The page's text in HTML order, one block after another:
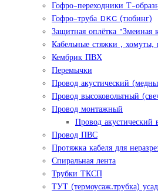
Гофро-переходники Т-
Гофро-труба DKC (тюбинг)
Защитная оплётка "Змеиная
Кабельные стяжки , хомуты,
Кембрик ПВХ
Перемычки
Провод акустический
Провод высоковольтный
Провод монтажный
Провод акустический
Провод ПВС
Протяжка кабеля для
Спиральная лента
Трубки ТКСП
ТУТ (термоусаж.трубка)